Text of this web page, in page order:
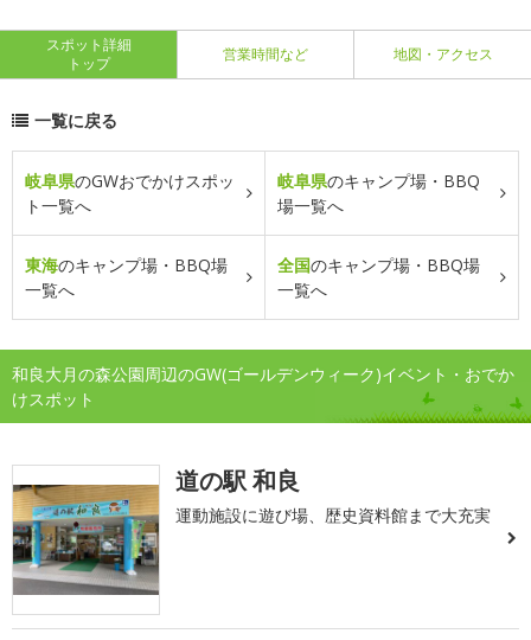
スポット詳細
トップ
営業時間など 地図・アクセス
一覧に戻る
岐阜県のGWおでかけスポッ
ト一覧へ
岐阜県のキャンプ場・BBQ
場一覧へ
東海のキャンプ場・BBQ場
一覧へ
全国のキャンプ場・BBQ場
一覧へ
和良大月の森公園周辺のGW(ゴールデンウィーク)イベント・おでか
けスポット
道の駅 和良
運動施設に遊び場、歴史資料館まで大充実